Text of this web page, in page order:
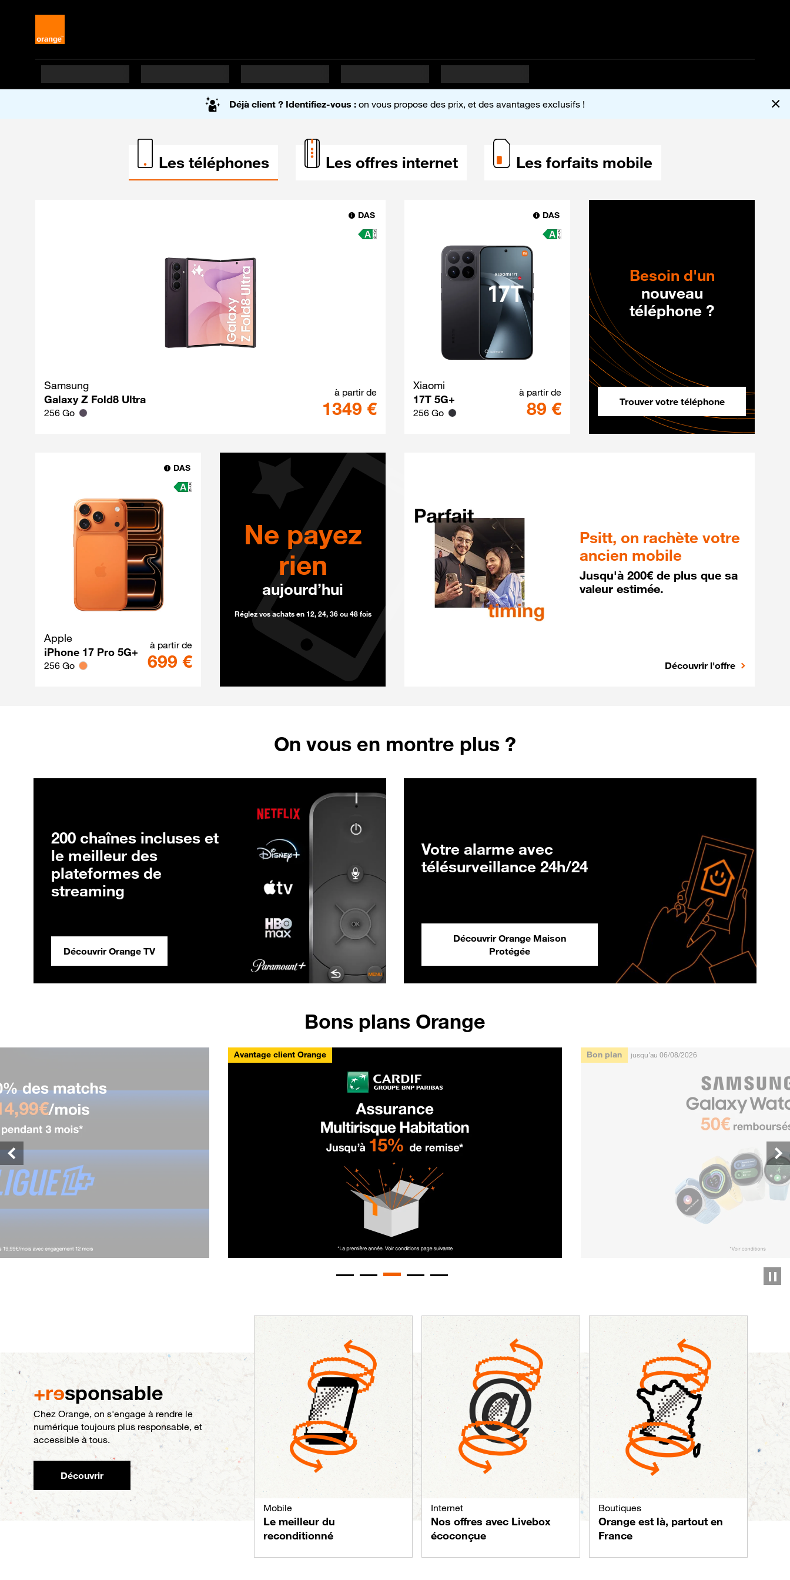
Accueil du site OrangeDéjà client ? Identifiez-vous : on vous propose des prix, et des avantages exclusifs ! ×
Les téléphones Les offres internet Les forfaits mobile
Samsung
Galaxy Z Fold8 Ultra
256 Go
Galaxy Z Fold8 Ultra Techno Violet 256Go au prix de 1349 €
à partir de
1349 €
DAS
Xiaomi
17T 5G+
256 Go
17T 5G+ Noir 256Go au prix de 89 €
à partir de
89 €
DAS
Besoin d'un
nouveau
téléphone ?
Trouver votre téléphone
Apple
iPhone 17 Pro 5G+
256 Go
iPhone 17 Pro 5G+ Orange cosmique 256Go au prix de 699 €
à partir de
699 €
DAS
Ne payez
rien
aujourd’hui
Réglez vos achats en 12, 24, 36 ou 48 fois
Psitt, on rachète votre
ancien mobile
Jusqu'à 200€ de plus que sa
valeur estimée.
Découvrir l'offre
On vous en montre plus ?
200 chaînes incluses et
le meilleur des
plateformes de
streaming
Découvrir Orange TV
Votre alarme avec
télésurveillance 24h/24
Découvrir Orange Maison
Protégée
Bons plans Orange
Avantage client Orange Bon plan jusqu'au 06/08/2026
+responsable
Chez Orange, on s'engage à rendre le
numérique toujours plus responsable, et
accessible à tous.
Découvrir
Mobile
Le meilleur du
reconditionné
Internet
Nos offres avec Livebox
écoconçue
Boutiques
Orange est là, partout en
France